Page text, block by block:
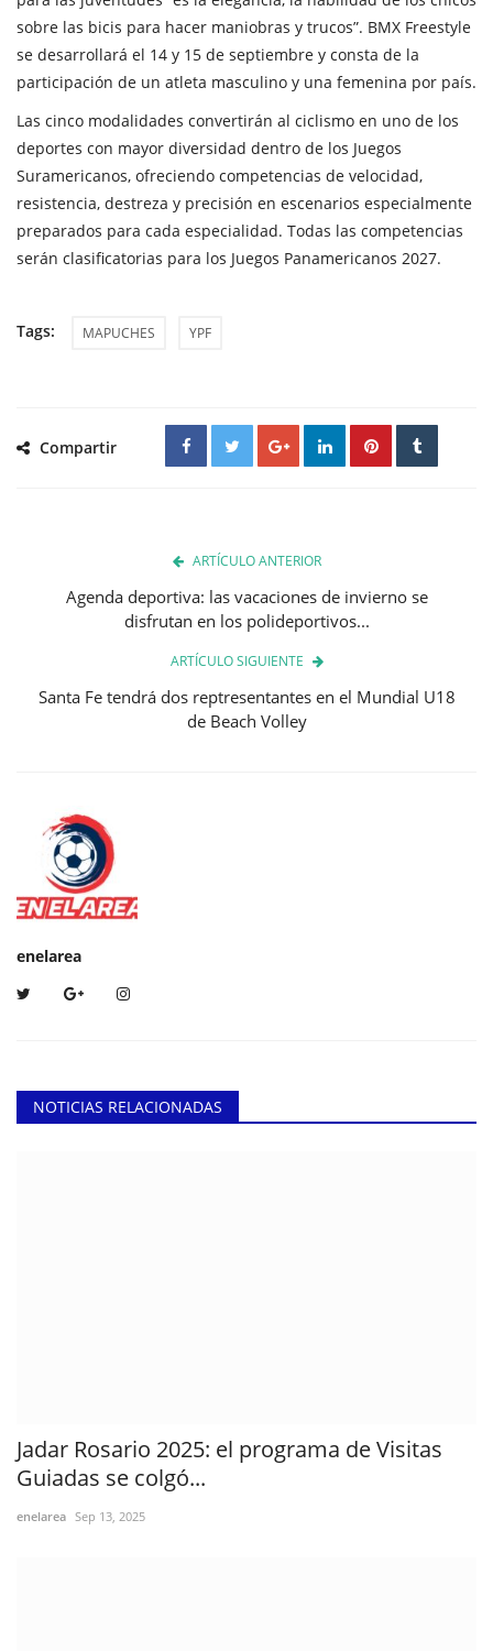
sobre las bicis para hacer maniobras y trucos”. BMX Freestyle
se desarrollará el 14 y 15 de septiembre y consta de la
participación de un atleta masculino y una femenina por país.
Las cinco modalidades convertirán al ciclismo en uno de los
deportes con mayor diversidad dentro de los Juegos
Suramericanos, ofreciendo competencias de velocidad,
resistencia, destreza y precisión en escenarios especialmente
preparados para cada especialidad. Todas las competencias
serán clasificatorias para los Juegos Panamericanos 2027.
Tags: MAPUCHES YPF
Compartir
ARTÍCULO ANTERIOR
Agenda deportiva: las vacaciones de invierno se
disfrutan en los polideportivos...
ARTÍCULO SIGUIENTE
Santa Fe tendrá dos reptresentantes en el Mundial U18
de Beach Volley
enelarea
NOTICIAS RELACIONADAS
Jadar Rosario 2025: el programa de Visitas
Guiadas se colgó...
enelarea Sep 13, 2025